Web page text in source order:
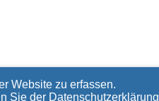
Website zu erfassen.
Sie der Datenschutzerklärung